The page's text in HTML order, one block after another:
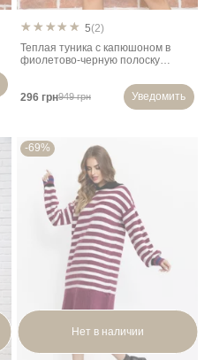
5(2)
Теплая туника с капюшоном в
фиолетово-черную полоску
296 грн949 грн Уведомить
-69%
Нет в наличии